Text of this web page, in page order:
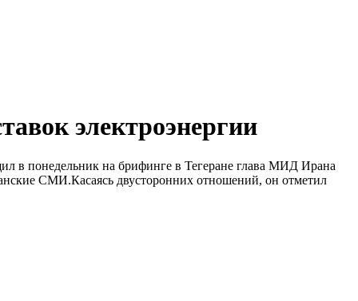
электроэнергии
в понедельник на брифинге в Тегеране глава МИД Ирана
СМИ.Касаясь двусторонних отношений, он отметил